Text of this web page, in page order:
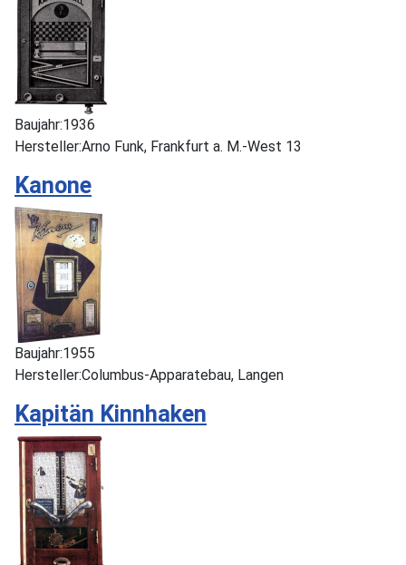
Baujahr:1936
Hersteller:Arno Funk, Frankfurt a. M.-West 13
Kanone
Baujahr:1955
Hersteller:Columbus-Apparatebau, Langen
Kapitän Kinnhaken